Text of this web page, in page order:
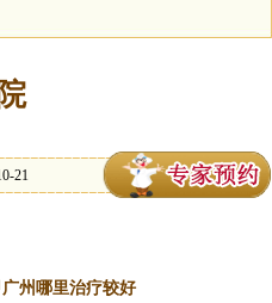
21
州哪里治疗较好